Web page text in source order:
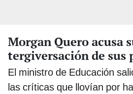
Morgan Quero acusa
tergiversación de sus
El ministro de Educación
las críticas que llovían por